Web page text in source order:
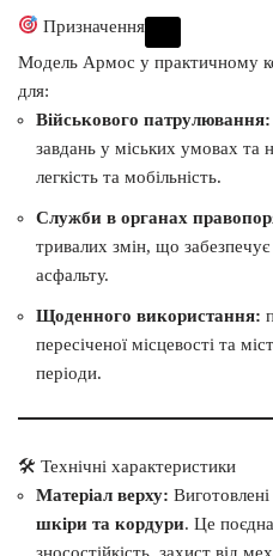
Призначення
Модель Армос у практичному
для:
Військового патрулювання:
завдань у міських умовах та
легкість та мобільність.
Служби в органах
тривалих змін, що
асфальту.
Щоденного використання:
пересіченої місцевості та
періоди.
🛠 Технічні характеристики
Матеріал верху: Виготовлені
шкіри та кордури. Це